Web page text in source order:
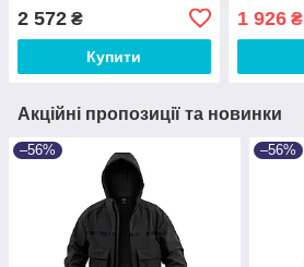
2 572 ₴
Купити
1 926₴
Акційні пропозиції та новинки
–56% –56%